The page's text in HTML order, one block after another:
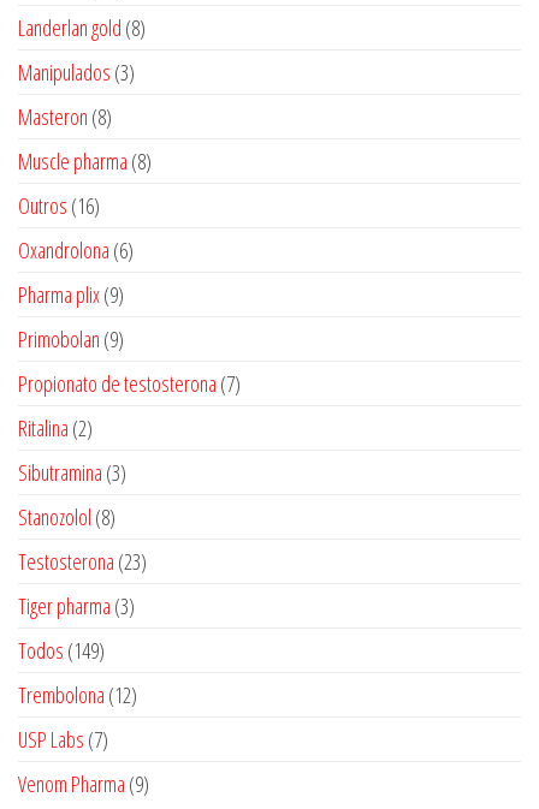
produtos
Landerlan gold 88
Manipulados 33
Masteron 88
produtos
Muscle pharma 88
Outros 1616
produtos
Oxandrolona 66
Pharma plix 99
produtos
Primobolan 99
produtos
Propionato de testosterona 77
Ritalina 22
produtos
Sibutramina 33
Stanozolol 88
produtos
Testosterona 2323
Tiger pharma 33
Todos 149149
produtos
Trembolona 1212
USP Labs 77
produtos
Venom Pharma 99